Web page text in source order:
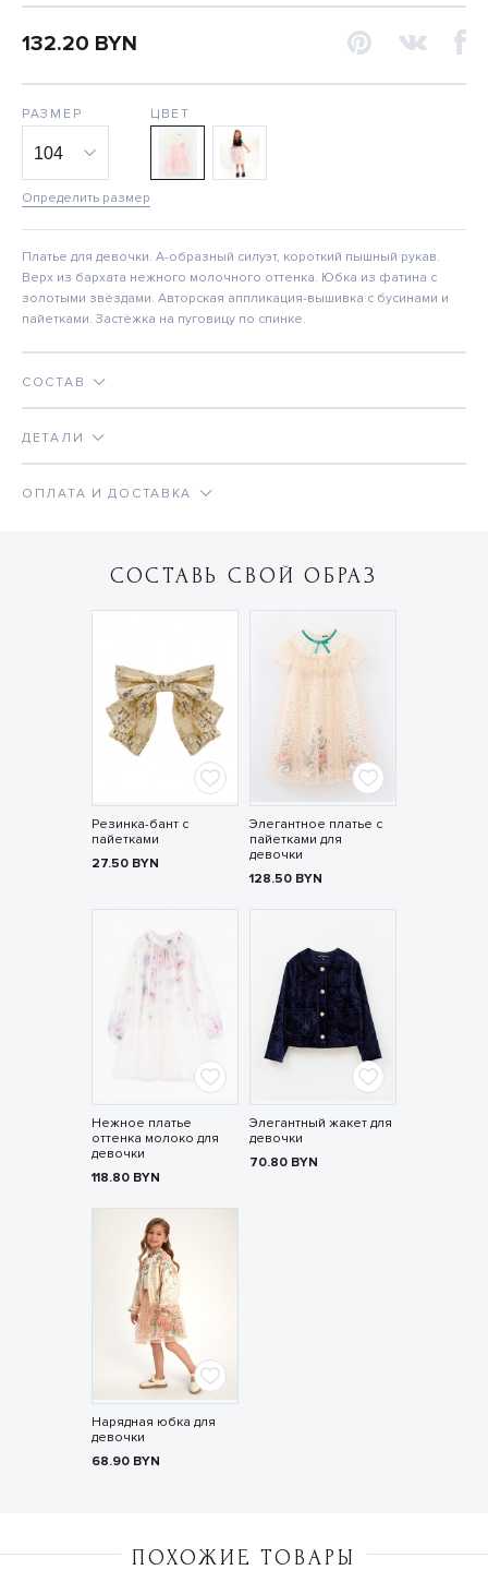
132.20 BYN
РАЗМЕР
Определить размер
ЦВЕТ
Платье для девочки. А-образный силуэт, короткий пышный рукав.
Верх из бархата нежного молочного оттенка. Юбка из фатина с
золотыми звёздами. Авторская аппликация-вышивка с бусинами и
пайетками. Застёжка на пуговицу по спинке.
СОСТАВ
ДЕТАЛИ
ОПЛАТА И ДОСТАВКА
СОСТАВЬ СВОЙ ОБРАЗ
Резинка-бант с
пайетками
27.50 BYN
Элегантное платье с
пайетками для
девочки
128.50 BYN
Нежное платье
оттенка молоко для
девочки
118.80 BYN
Элегантный жакет для
девочки
70.80 BYN
Нарядная юбка для
девочки
68.90 BYN
ПОХОЖИЕ ТОВАРЫ